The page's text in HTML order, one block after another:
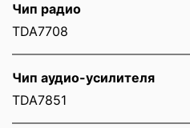
Чип радио
TDA7708
Чип аудио-усилителя
TDA7851